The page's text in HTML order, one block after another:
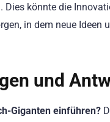
Dies könnte die
in dem neue Ideen
und
Giganten einführen?